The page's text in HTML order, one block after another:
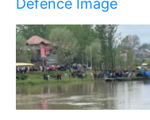
Defence Image